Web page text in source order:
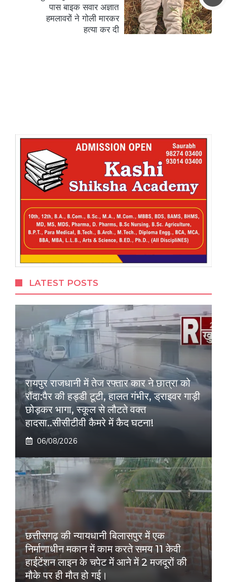
पास बाइक सवार अज्ञात
हमलावरों ने गोली मारकर
हत्या कर दी
LATEST POSTS
रायपुर राजधानी में तेज रफ्तार कार ने छात्रा को
रौंदा:पैर की हड्डी टूटी, हालत गंभीर, ड्राइवर गाड़ी
छोड़कर भागा, स्कूल से लौटते वक्त
हादसा..सीसीटीवी कैमरे में कैद घटना!
06/08/2026
छत्तीसगढ़ की न्यायधानी बिलासपुर में एक
निर्माणाधीन मकान में काम करते समय 11 केवी
हाईटेंशन लाइन के चपेट में आने में 2 मजदूरों की
मौके पर ही मौत हो गई।